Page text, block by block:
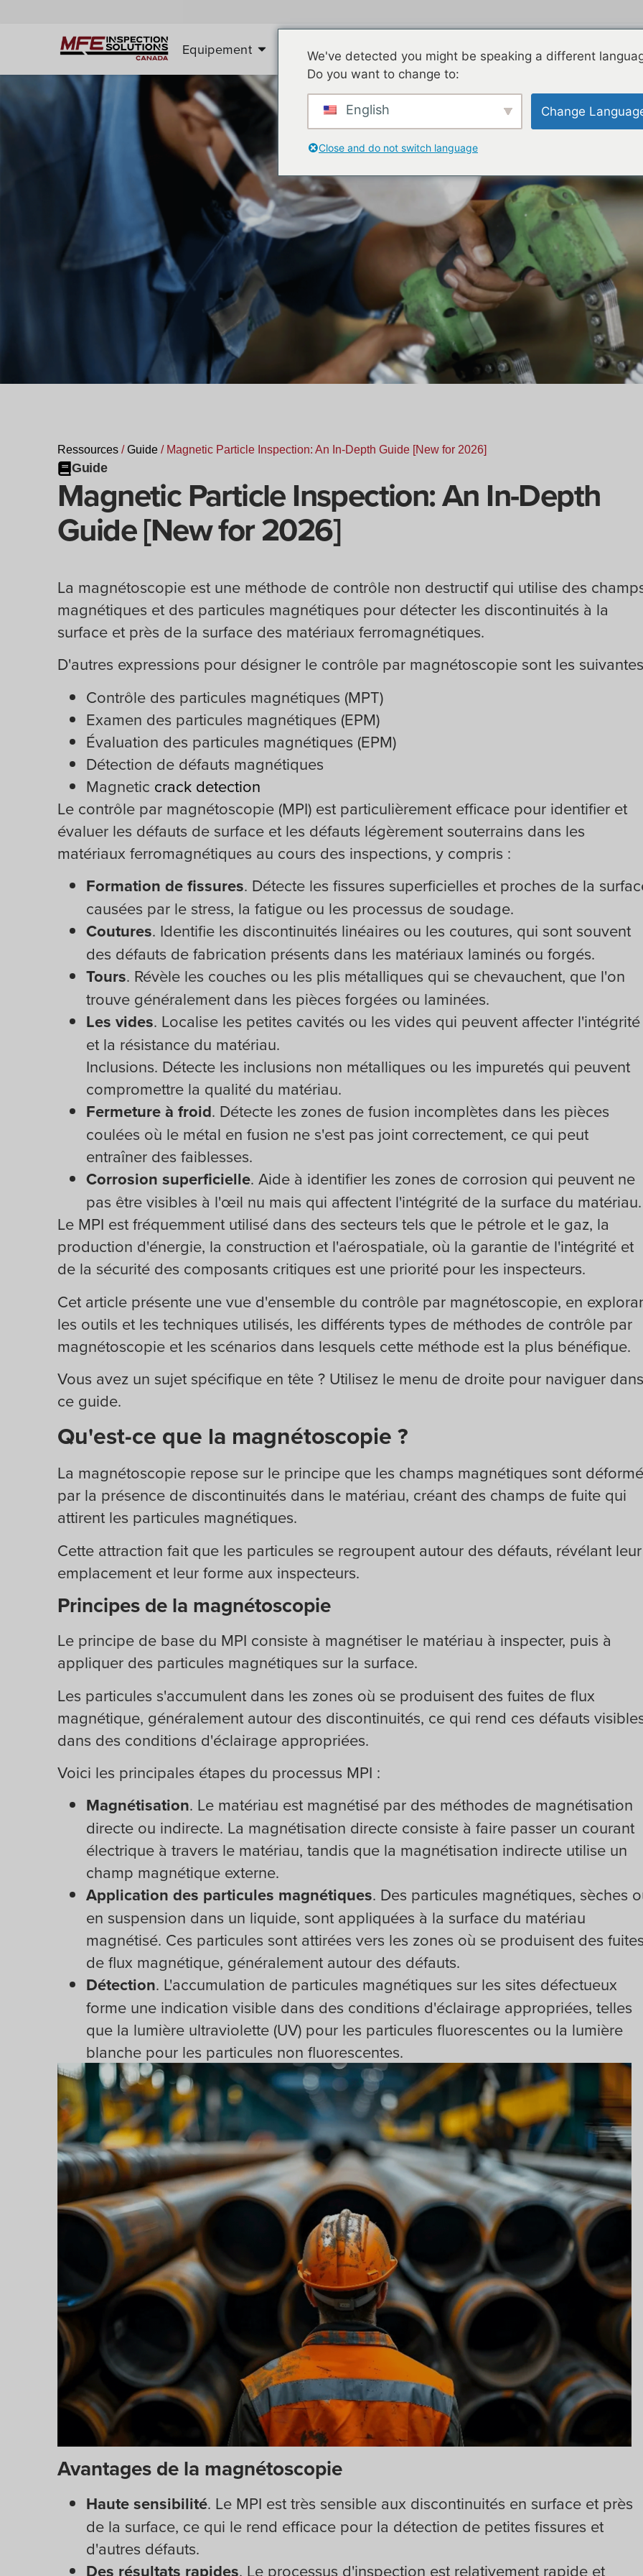
Equipement Services
Ressources /Guide / Magnetic Particle Inspection: An In-Depth Guide [New for 2026]
Guide
Magnetic Particle Inspection: An In-Depth
Guide [New for 2026]
La magnétoscopie est une méthode de contrôle non destructif qui utilise des
magnétiques et des particules magnétiques pour détecter les discontinuités à la
surface et près de la surface des matériaux ferromagnétiques.
D'autres expressions pour désigner le contrôle par magnétoscopie sont les
Contrôle des particules magnétiques (MPT)
Examen des particules magnétiques (EPM)
Évaluation des particules magnétiques (EPM)
Détection de défauts magnétiques
Magnetic crack detection
Le contrôle par magnétoscopie (MPI) est particulièrement efficace pour identifier et
évaluer les défauts de surface et les défauts légèrement souterrains dans les
matériaux ferromagnétiques au cours des inspections, y compris :
Formation de fissures. Détecte les fissures superficielles et proches de la
causées par le stress, la fatigue ou les processus de soudage.
Coutures. Identifie les discontinuités linéaires ou les coutures, qui sont souvent
des défauts de fabrication présents dans les matériaux laminés ou forgés.
Tours. Révèle les couches ou les plis métalliques qui se chevauchent, que l'on
trouve généralement dans les pièces forgées ou laminées.
Les vides. Localise les petites cavités ou les vides qui peuvent affecter l'intégrité
et la résistance du matériau.
Inclusions. Détecte les inclusions non métalliques ou les impuretés qui peuvent
compromettre la qualité du matériau.
Fermeture à froid. Détecte les zones de fusion incomplètes dans les pièces
coulées où le métal en fusion ne s'est pas joint correctement, ce qui peut
entraîner des faiblesses.
Corrosion superficielle. Aide à identifier les zones de corrosion qui peuvent ne
pas être visibles à l'œil nu mais qui affectent l'intégrité de la surface du matériau.
Le MPI est fréquemment utilisé dans des secteurs tels que le pétrole et le gaz, la
production d'énergie, la construction et l'aérospatiale, où la garantie de l'intégrité et
de la sécurité des composants critiques est une priorité pour les inspecteurs.
Cet article présente une vue d'ensemble du contrôle par magnétoscopie, en
les outils et les techniques utilisés, les différents types de méthodes de contrôle par
magnétoscopie et les scénarios dans lesquels cette méthode est la plus bénéfique.
Vous avez un sujet spécifique en tête ? Utilisez le menu de droite pour naviguer dans
ce guide.
Qu'est-ce que la magnétoscopie ?
La magnétoscopie repose sur le principe que les champs magnétiques sont
par la présence de discontinuités dans le matériau, créant des champs de fuite qui
attirent les particules magnétiques.
Cette attraction fait que les particules se regroupent autour des défauts, révélant leur
emplacement et leur forme aux inspecteurs.
Principes de la magnétoscopie
Le principe de base du MPI consiste à magnétiser le matériau à inspecter, puis à
appliquer des particules magnétiques sur la surface.
Les particules s'accumulent dans les zones où se produisent des fuites de flux
magnétique, généralement autour des discontinuités, ce qui rend ces défauts
dans des conditions d'éclairage appropriées.
Voici les principales étapes du processus MPI :
Magnétisation. Le matériau est magnétisé par des méthodes de magnétisation
directe ou indirecte. La magnétisation directe consiste à faire passer un courant
électrique à travers le matériau, tandis que la magnétisation indirecte utilise un
champ magnétique externe.
Application des particules magnétiques. Des particules magnétiques, sèches
en suspension dans un liquide, sont appliquées à la surface du matériau
magnétisé. Ces particules sont attirées vers les zones où se produisent des
de flux magnétique, généralement autour des défauts.
Détection. L'accumulation de particules magnétiques sur les sites défectueux
forme une indication visible dans des conditions d'éclairage appropriées, telles
que la lumière ultraviolette (UV) pour les particules fluorescentes ou la lumière
blanche pour les particules non fluorescentes.
Avantages de la magnétoscopie
Haute sensibilité. Le MPI est très sensible aux discontinuités en surface et près
de la surface, ce qui le rend efficace pour la détection de petites fissures et
d'autres défauts.
Des résultats rapides. Le processus d'inspection est relativement rapide et
We've detected you might be speaking a different
Do you want to change to:
English Change
Close and do not switch language